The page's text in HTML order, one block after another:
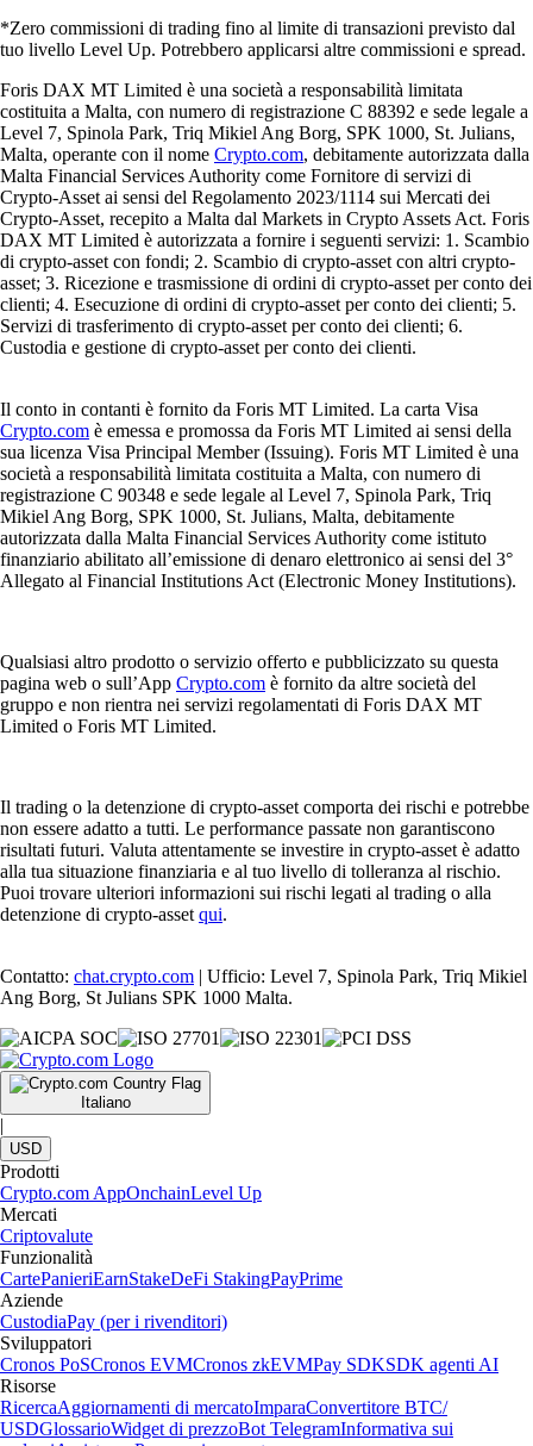
*Zero commissioni di trading fino al limite di transazioni previsto dal
tuo livello Level Up. Potrebbero applicarsi altre commissioni e spread.
Foris DAX MT Limited è una società a responsabilità limitata
costituita a Malta, con numero di registrazione C 88392 e sede legale a
Level 7, Spinola Park, Triq Mikiel Ang Borg, SPK 1000, St. Julians,
Malta, operante con il nome Crypto.com, debitamente autorizzata dalla
Malta Financial Services Authority come Fornitore di servizi di
Crypto-Asset ai sensi del Regolamento 2023/1114 sui Mercati dei
Crypto-Asset, recepito a Malta dal Markets in Crypto Assets Act. Foris
DAX MT Limited è autorizzata a fornire i seguenti servizi: 1. Scambio
di crypto-asset con fondi; 2. Scambio di crypto-asset con altri crypto-
asset; 3. Ricezione e trasmissione di ordini di crypto-asset per conto dei
clienti; 4. Esecuzione di ordini di crypto-asset per conto dei clienti; 5.
Servizi di trasferimento di crypto-asset per conto dei clienti; 6.
Custodia e gestione di crypto-asset per conto dei clienti.
Il conto in contanti è fornito da Foris MT Limited. La carta Visa
Crypto.com è emessa e promossa da Foris MT Limited ai sensi della
sua licenza Visa Principal Member (Issuing). Foris MT Limited è una
società a responsabilità limitata costituita a Malta, con numero di
registrazione C 90348 e sede legale al Level 7, Spinola Park, Triq
Mikiel Ang Borg, SPK 1000, St. Julians, Malta, debitamente
autorizzata dalla Malta Financial Services Authority come istituto
finanziario abilitato all’emissione di denaro elettronico ai sensi del 3°
Allegato al Financial Institutions Act (Electronic Money Institutions).
Qualsiasi altro prodotto o servizio offerto e pubblicizzato su questa
pagina web o sull’App Crypto.com è fornito da altre società del
gruppo e non rientra nei servizi regolamentati di Foris DAX MT
Limited o Foris MT Limited.
Il trading o la detenzione di crypto-asset comporta dei rischi e potrebbe
non essere adatto a tutti. Le performance passate non garantiscono
risultati futuri. Valuta attentamente se investire in crypto-asset è adatto
alla tua situazione finanziaria e al tuo livello di tolleranza al rischio.
Puoi trovare ulteriori informazioni sui rischi legati al trading o alla
detenzione di crypto-asset qui.
Contatto: chat.crypto.com | Ufficio: Level 7, Spinola Park, Triq Mikiel
Ang Borg, St Julians SPK 1000 Malta.
Italiano
|
USD
Prodotti
Crypto.com AppOnchainLevel Up
Mercati
Criptovalute
Funzionalità
CartePanieriEarnStakeDeFi StakingPayPrime
Aziende
CustodiaPay (per i rivenditori)
Sviluppatori
Cronos PoSCronos EVMCronos zkEVMPay SDKSDK agenti AI
Risorse
RicercaAggiornamenti di mercatoImparaConvertitore BTC/
USDGlossarioWidget di prezzoBot TelegramInformativa sui